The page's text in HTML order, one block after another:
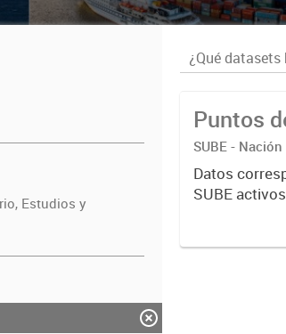
Estudios y
Puntos
SUBE -
Datos
SUBE